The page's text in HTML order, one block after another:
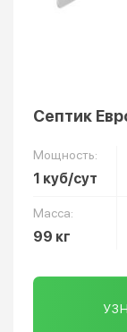
Септик
Мощность:
1 куб/сут
Масса:
99 кг